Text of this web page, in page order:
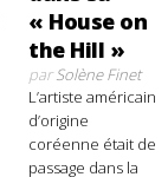
« House on
the Hill »
parSolène Finet
L’artiste américain
d’origine
coréenne était de
passage dans la